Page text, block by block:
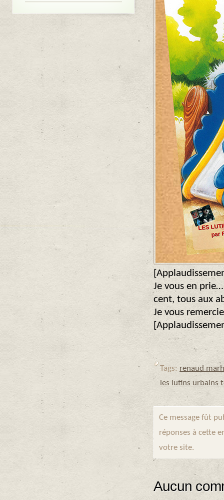
Je vous en
cent, tous aux
Je vous
Tags: renaud
les lutins urbains
Ce message fût
réponses à cette
votre site.
Aucun